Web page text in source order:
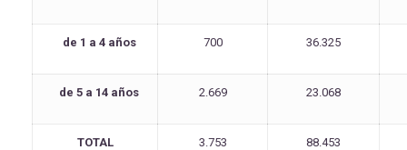
de 1 a 4 años 700 36.325
de 5 a 14 años 2.669 23.068
TOTAL 3.753 88.453